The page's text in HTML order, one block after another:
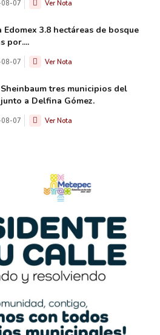
07 Ver Nota
Edomex 3.8 hectáreas de bosque
por....
07 Ver Nota
tres municipios del
a Delfina Gómez.
07 Ver Nota